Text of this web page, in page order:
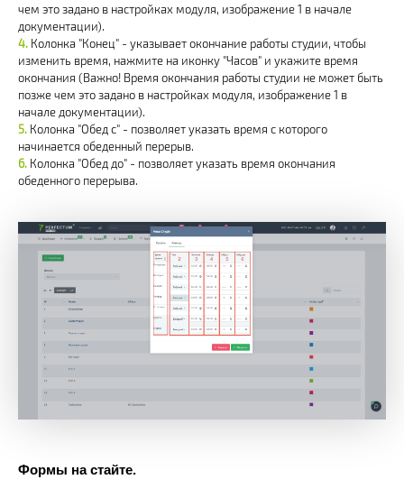
чем это задано в настройках модуля, изображение 1 в начале
документации).
Колонка "Конец" - указывает окончание работы студии, чтобы
изменить время, нажмите на иконку "Часов" и укажите время
окончания (Важно! Время окончания работы студии не может быть
позже чем это задано в настройках модуля, изображение 1 в
начале документации).
Колонка "Обед с" - позволяет указать время с которого
начинается обеденный перерыв.
Колонка "Обед до" - позволяет указать время окончания
обеденного перерыва.
Формы на стайте.